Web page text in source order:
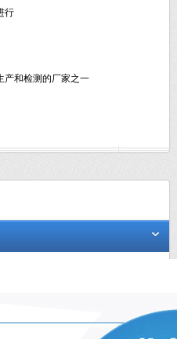
行
产和检测的厂家之一